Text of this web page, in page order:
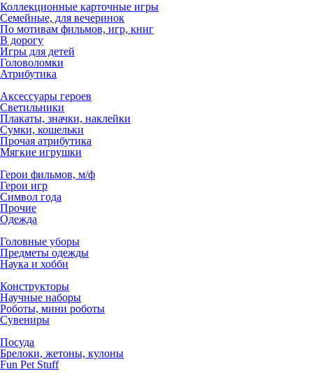
Коллекционные карточные игры
Семейные, для вечеринок
По мотивам фильмов, игр, книг
В дорогу
Игры для детей
Головоломки
Атрибутика
Аксессуары героев
Светильники
Плакаты, значки, наклейки
Сумки, кошельки
Прочая атрибутика
Мягкие игрушки
Герои фильмов, м/ф
Герои игр
Символ года
Прочие
Одежда
Головные уборы
Предметы одежды
Наука и хобби
Конструкторы
Научные наборы
Роботы, мини роботы
Сувениры
Посуда
Брелоки, жетоны, кулоны
Fun Pet Stuff